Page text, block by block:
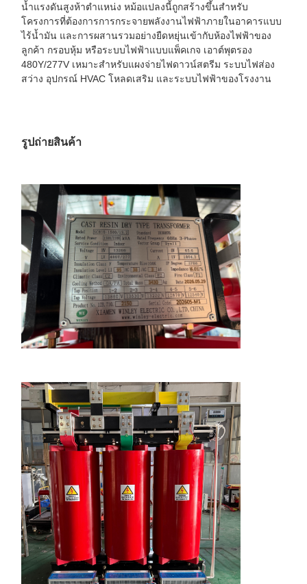
น้ำแรงดันสูงห้าตำแหน่ง หม้อแปลงนี้ถูกสร้างขึ้นสำหรับ
โครงการที่ต้องการการกระจายพลังงานไฟฟ้าภายในอาคารแบบ
ไร้น้ำมัน และการผสานรวมอย่างยืดหยุ่นเข้ากับห้องไฟฟ้าของ
ลูกค้า กรอบหุ้ม หรือระบบไฟฟ้าแบบแพ็คเกจ เอาต์พุตรอง
480Y/277V เหมาะสำหรับแผงจ่ายไฟดาวน์สตรีม ระบบไฟส่อง
สว่าง อุปกรณ์ HVAC โหลดเสริม และระบบไฟฟ้าของโรงงาน
รูปถ่ายสินค้า